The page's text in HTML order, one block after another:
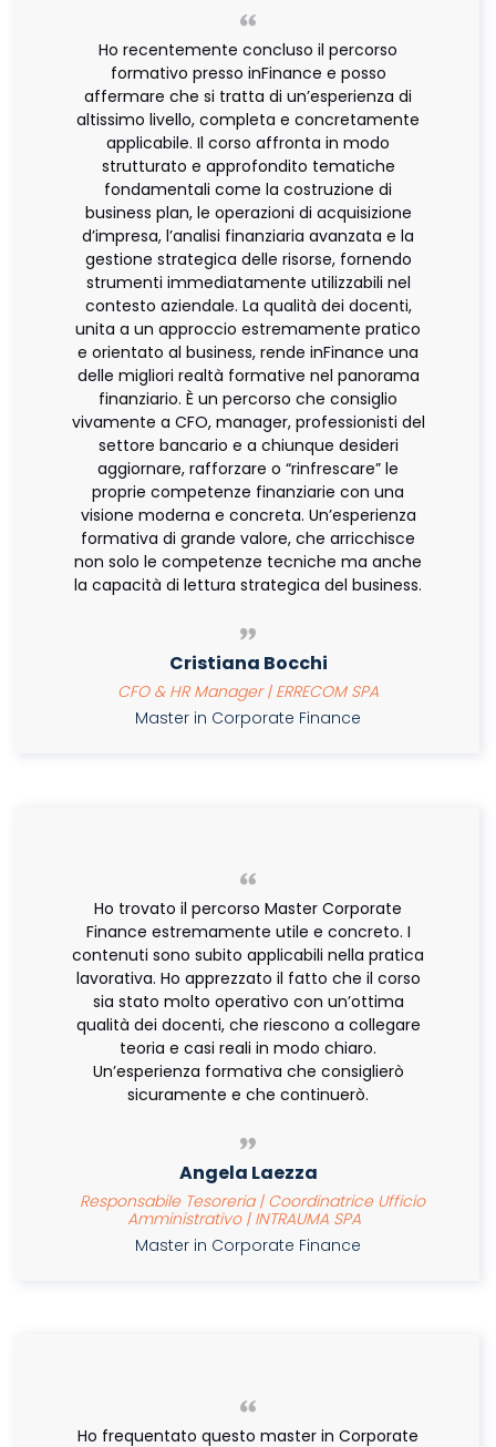
Ho recentemente concluso il percorso
formativo presso inFinance e posso
affermare che si tratta di un’esperienza di
altissimo livello, completa e concretamente
applicabile. Il corso affronta in modo
strutturato e approfondito tematiche
fondamentali come la costruzione di
business plan, le operazioni di acquisizione
d’impresa, l’analisi finanziaria avanzata e la
gestione strategica delle risorse, fornendo
strumenti immediatamente utilizzabili nel
contesto aziendale. La qualità dei docenti,
unita a un approccio estremamente pratico
e orientato al business, rende inFinance una
delle migliori realtà formative nel panorama
finanziario. È un percorso che consiglio
vivamente a CFO, manager, professionisti del
settore bancario e a chiunque desideri
aggiornare, rafforzare o “rinfrescare” le
proprie competenze finanziarie con una
visione moderna e concreta. Un’esperienza
formativa di grande valore, che arricchisce
non solo le competenze tecniche ma anche
la capacità di lettura strategica del business.
Cristiana Bocchi
CFO & HR Manager | ERRECOM SPA
Master in Corporate Finance
Ho trovato il percorso Master Corporate
Finance estremamente utile e concreto. I
contenuti sono subito applicabili nella pratica
lavorativa. Ho apprezzato il fatto che il corso
sia stato molto operativo con un’ottima
qualità dei docenti, che riescono a collegare
teoria e casi reali in modo chiaro.
Un’esperienza formativa che consiglierò
sicuramente e che continuerò.
Angela Laezza
Responsabile Tesoreria | Coordinatrice Ufficio
Amministrativo | INTRAUMA SPA
Master in Corporate Finance
Ho frequentato questo master in Corporate